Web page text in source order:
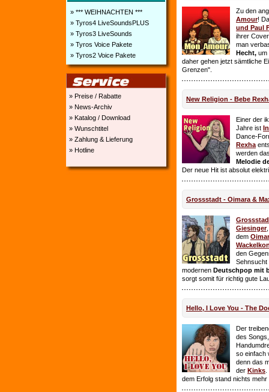
» *** WEIHNACHTEN ***
» Tyros4 LiveSoundsPLUS
» Tyros3 LiveSounds
» Tyros Voice Pakete
» Tyros2 Voice Pakete
» Preise / Rabatte
» News-Archiv
» Katalog / Download
» Wunschtitel
» Zahlung & Lieferung
» Hotline
Zu den
Amour!
und Paul
ihrer
man
Hecht, um
daher gehen jetzt sämtliche
Grenzen".
New Religion - Bebe
Einer der
Jahre ist
Dance-
Rexha
werden
Melodie
Der neue Hit ist absolut
Grossstadt - Oimara &
Giesinger
dem
den
Sehnsucht
modernen Deutschpop mit
sorgt somit für richtig gute
Hello, I Love You - The
Der
des
so einfach
denn das
der Kinks
dem Erfolg stand nichts mehr